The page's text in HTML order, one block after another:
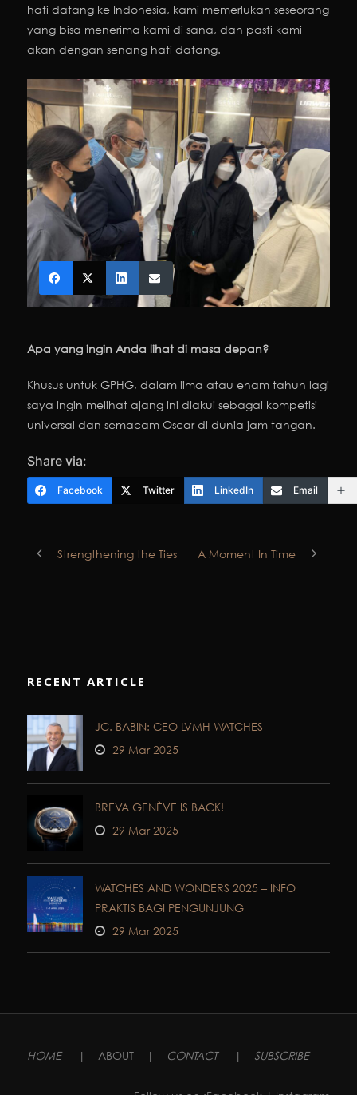
hati datang ke Indonesia, kami memerlukan seseorang
yang bisa menerima kami di sana, dan pasti kami
akan dengan senang hati datang.
Apa yang ingin Anda lihat di masa depan?
Khusus untuk GPHG, dalam lima atau enam tahun lagi
saya ingin melihat ajang ini diakui sebagai kompetisi
universal dan semacam Oscar di dunia jam tangan.
Share via:
Facebook Twitter LinkedIn Email
Strengthening the Ties A Moment In Time
RECENT ARTICLE
JC. BABIN: CEO LVMH WATCHES
29 Mar 2025
BREVA GENÈVE IS BACK!
29 Mar 2025
WATCHES AND WONDERS 2025 – INFO
PRAKTIS BAGI PENGUNJUNG
29 Mar 2025
HOME | ABOUT | CONTACT | SUBSCRIBE